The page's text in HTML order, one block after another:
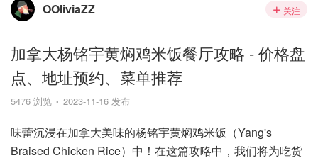
OOliviaZZ 关注
加拿大杨铭宇黄焖鸡米饭餐厅攻略 - 价格盘
点、地址预约、菜单推荐
5476 浏览 2023-11-16 发布
味蕾沉浸在加拿大美味的杨铭宇黄焖鸡米饭（Yang's
Braised Chicken Rice）中！在这篇攻略中，我们将为吃货